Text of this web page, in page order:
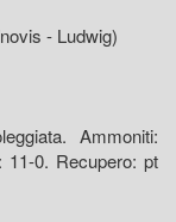
- Ludwig)
Ammoniti:
11-0. Recupero: pt